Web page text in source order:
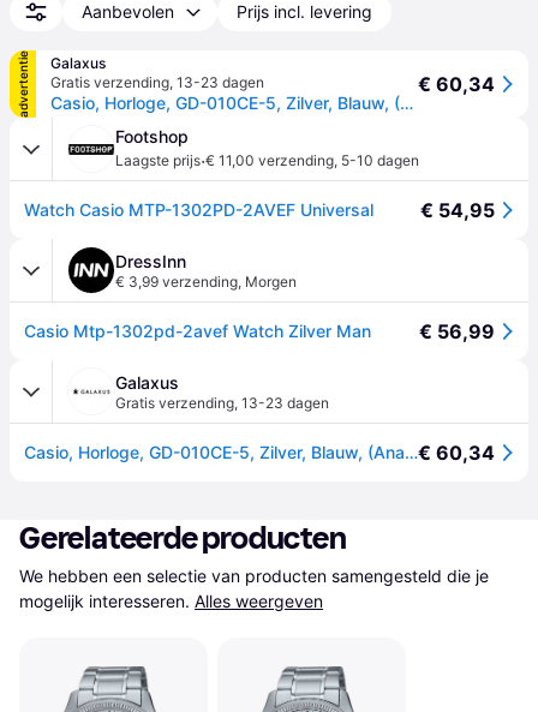
Aanbevolen Prijs incl. levering
advertentie
Galaxus
Gratis verzending, 13-23 dagen
Casio, Horloge, GD-010CE-5, Zilver, Blauw, (Analoog horloge, 38.50mm)
€ 60,34
Footshop
Laagste prijs·€ 11,00 verzending, 5-10 dagen
Watch Casio MTP-1302PD-2AVEF Universal € 54,95
DressInn
€ 3,99 verzending, Morgen
Casio Mtp-1302pd-2avef Watch Zilver Man € 56,99
Galaxus
Gratis verzending, 13-23 dagen
Casio, Horloge, GD-010CE-5, Zilver, Blauw, (Analoog horloge, 38.50mm)€ 60,34
Gerelateerde producten
We hebben een selectie van producten samengesteld die je
mogelijk interesseren. Alles weergeven